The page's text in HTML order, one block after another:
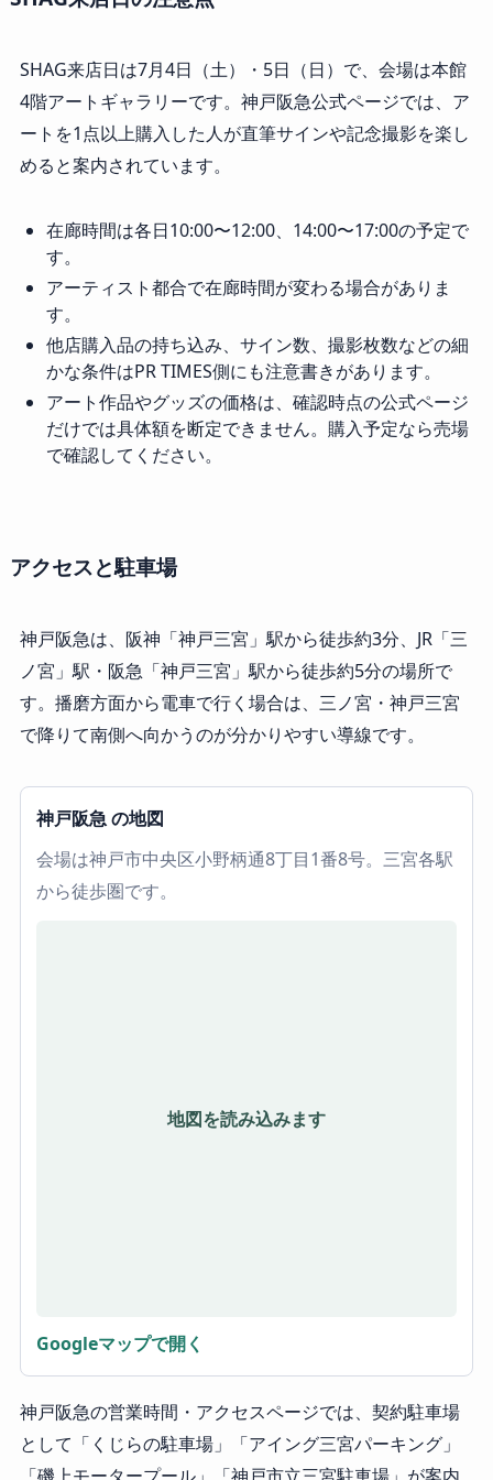
SHAG来店日は7月4日（土）・5日（日）で、会場は本館
4階アートギャラリーです。神戸阪急公式ページでは、ア
ートを1点以上購入した人が直筆サインや記念撮影を楽し
めると案内されています。
在廊時間は各日10:00〜12:00、14:00〜17:00の予定で
す。
アーティスト都合で在廊時間が変わる場合がありま
す。
他店購入品の持ち込み、サイン数、撮影枚数などの細
かな条件はPR TIMES側にも注意書きがあります。
アート作品やグッズの価格は、確認時点の公式ページ
だけでは具体額を断定できません。購入予定なら売場
で確認してください。
アクセスと駐車場
神戸阪急は、阪神「神戸三宮」駅から徒歩約3分、JR「三
ノ宮」駅・阪急「神戸三宮」駅から徒歩約5分の場所で
す。播磨方面から電車で行く場合は、三ノ宮・神戸三宮
で降りて南側へ向かうのが分かりやすい導線です。
神戸阪急 の地図
会場は神戸市中央区小野柄通8丁目1番8号。三宮各駅
から徒歩圏です。
地図を読み込みます
Googleマップで開く
神戸阪急の営業時間・アクセスページでは、契約駐車場
として「くじらの駐車場」「アイング三宮パーキング」